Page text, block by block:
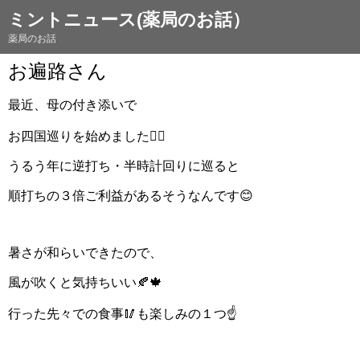
ミントニュース(薬局のお話）
薬局のお話
お遍路さん
最近、母の付き添いで
お四国巡りを始めました🚶‍♀️
うるう年に逆打ち・半時計回りに巡ると
順打ちの３倍ご利益があるそうなんです😊
暑さが和らいできたので、
風が吹くと気持ちいい🍂🍁
行った先々での食事🥢も楽しみの１つ☝️